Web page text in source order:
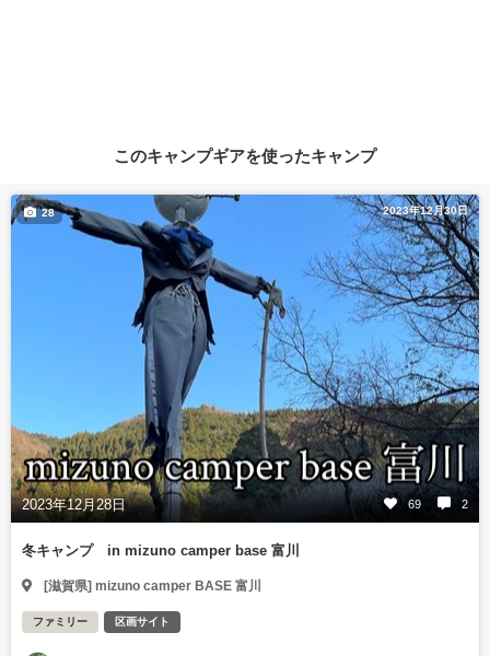
このキャンプギアを使ったキャンプ
2023年12月30日
2023年12月28日 69 2
28
冬キャンプ in mizuno camper base 富川
[滋賀県] mizuno camper BASE 富川
ファミリー 区画サイト